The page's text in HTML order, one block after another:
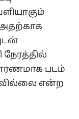
அதற்காக
படம்
என்ற